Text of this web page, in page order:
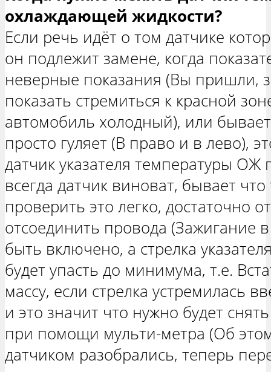
охлаждающей жидкости?
Если речь идёт о том датчике
он подлежит замене, когда
неверные показания (Вы пришли,
показать стремиться к красной
автомобиль холодный), или бывает
просто гуляет (В право и в лево),
датчик указателя температуры
всегда датчик виноват, бывает
проверить это легко, достаточно
отсоединить провода (Зажигание
быть включено, а стрелка
будет упасть до минимума, т.е.
массу, если стрелка устремилась
и это значит что нужно будет
при помощи мульти-метра (Об
датчиком разобрались, теперь